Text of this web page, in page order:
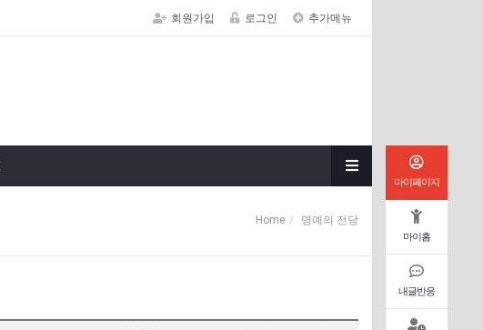
회원가입 로그인 추가메뉴
Home 명예의 전당
마이페이지
마이홈
내글반응